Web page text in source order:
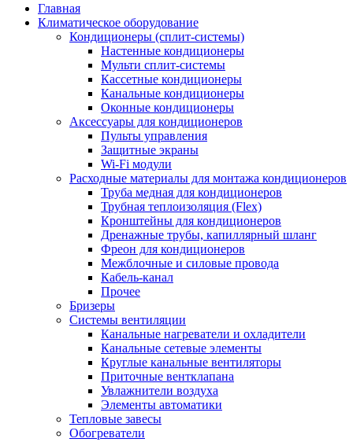
Главная
Климатическое оборудование
Кондиционеры (сплит-системы)
Настенные кондиционеры
Мульти сплит-системы
Кассетные кондиционеры
Канальные кондиционеры
Оконные кондиционеры
Аксессуары для кондиционеров
Пульты управления
Защитные экраны
Wi-Fi модули
Расходные материалы для монтажа кондиционеров
Труба медная для кондиционеров
Трубная теплоизоляция (Flex)
Кронштейны для кондиционеров
Дренажные трубы, капиллярный шланг
Фреон для кондиционеров
Межблочные и силовые провода
Кабель-канал
Прочее
Бризеры
Системы вентиляции
Канальные нагреватели и охладители
Канальные сетевые элементы
Круглые канальные вентиляторы
Приточные вентклапана
Увлажнители воздуха
Элементы автоматики
Тепловые завесы
Обогреватели